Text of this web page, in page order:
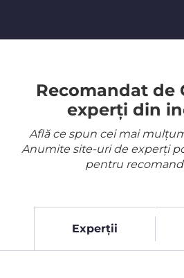
Recomandat de
experți din
Află ce spun cei mai
Anumite site-uri de experți
pentru
Experții